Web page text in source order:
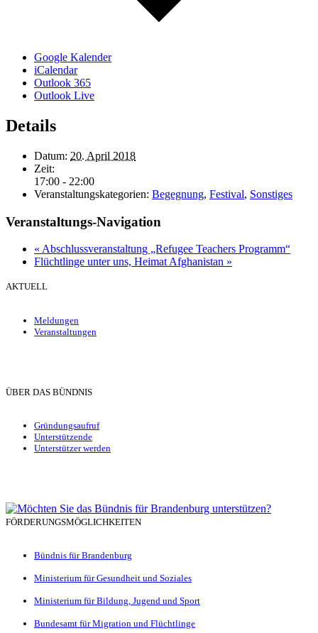
Google Kalender
iCalendar
Outlook 365
Outlook Live
Details
Datum: 20. April 2018
Zeit:
17:00 - 22:00
Veranstaltungskategorien: Begegnung, Festival, Sonstiges
Veranstaltungs-Navigation
« Abschlussveranstaltung „Refugee Teachers Programm“
Flüchtlinge unter uns, Heimat Afghanistan »
AKTUELL
Meldungen
Veranstaltungen
ÜBER DAS BÜNDNIS
Gründungsaufruf
Unterstützende
Unterstützer werden
FÖRDERUNGSMÖGLICHKEITEN
Bündnis für Brandenburg
Ministerium für Gesundheit und Soziales
Ministerium für Bildung, Jugend und Sport
Bundesamt für Migration und Flüchtlinge